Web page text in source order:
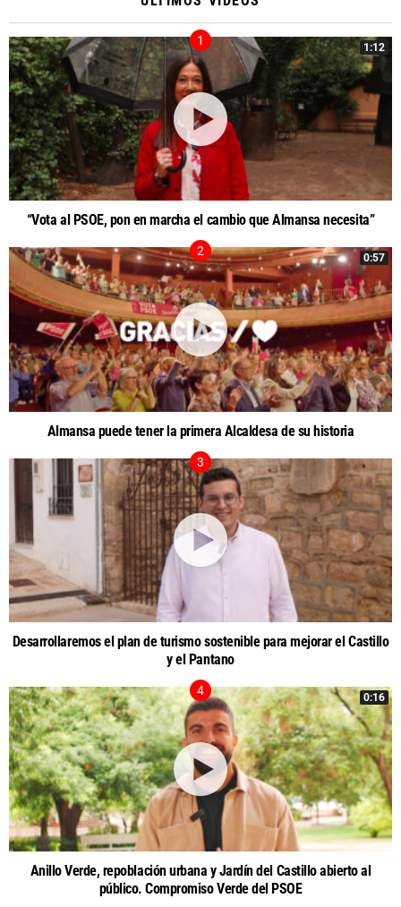
1:12
“Vota al PSOE, pon en marcha el cambio que Almansa necesita”
0:57
Almansa puede tener la primera Alcaldesa de su historia
Desarrollaremos el plan de turismo sostenible para mejorar el Castillo
y el Pantano
0:16
Anillo Verde, repoblación urbana y Jardín del Castillo abierto al
público. Compromiso Verde del PSOE